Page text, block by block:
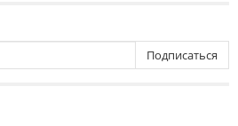
Подписаться